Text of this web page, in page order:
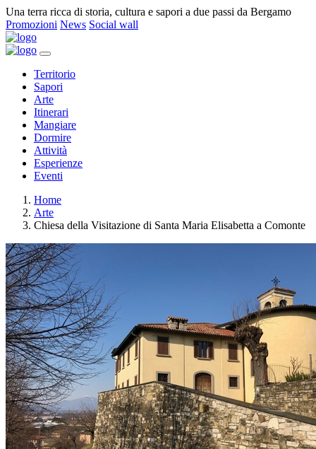
Una terra ricca di storia, cultura e sapori a due passi da Bergamo
Promozioni News Social wall
Territorio
Sapori
Arte
Itinerari
Mangiare
Dormire
Attività
Esperienze
Eventi
Home
Arte
Chiesa della Visitazione di Santa Maria Elisabetta a Comonte